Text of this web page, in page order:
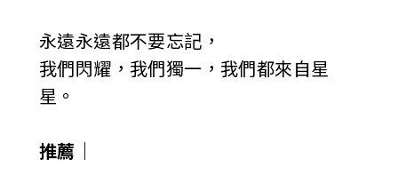
永遠永遠都不要忘記，
我們閃耀，我們獨一，我們都來自星
星。
推薦｜